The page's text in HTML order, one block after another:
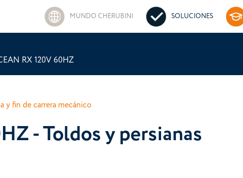
MUNDO CHERUBINI SOLUCIONES
RX 120V 60HZ
y fin de carrera mecánico
- Toldos y persianas